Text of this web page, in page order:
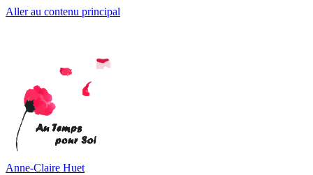
Aller au contenu principal
Anne-Claire Huet